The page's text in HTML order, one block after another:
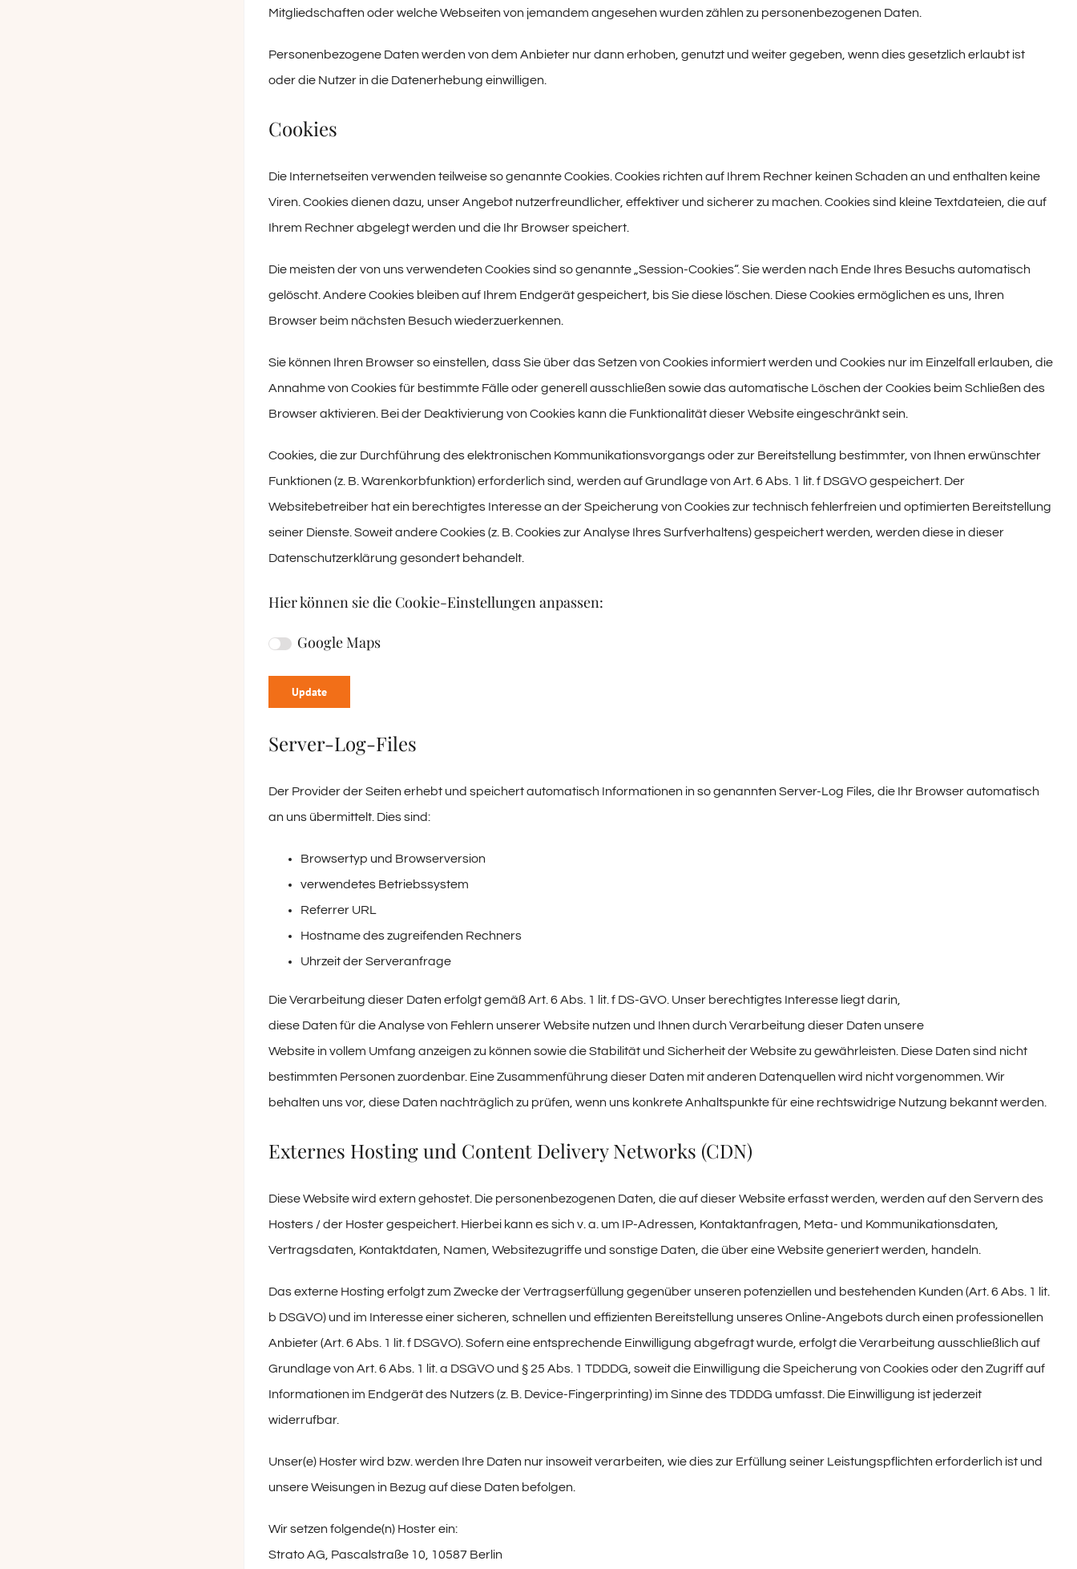
Mitgliedschaften oder welche Webseiten von jemandem angesehen wurden zählen zu personenbezogenen Daten.
Personenbezogene Daten werden von dem Anbieter nur dann erhoben, genutzt und weiter gegeben, wenn dies gesetzlich erlaubt ist
oder die Nutzer in die Datenerhebung einwilligen.
Cookies
Die Internetseiten verwenden teilweise so genannte Cookies. Cookies richten auf Ihrem Rechner keinen Schaden an und enthalten keine
Viren. Cookies dienen dazu, unser Angebot nutzerfreundlicher, effektiver und sicherer zu machen. Cookies sind kleine Textdateien, die auf
Ihrem Rechner abgelegt werden und die Ihr Browser speichert.
Die meisten der von uns verwendeten Cookies sind so genannte „Session-Cookies“. Sie werden nach Ende Ihres Besuchs automatisch
gelöscht. Andere Cookies bleiben auf Ihrem Endgerät gespeichert, bis Sie diese löschen. Diese Cookies ermöglichen es uns, Ihren
Browser beim nächsten Besuch wiederzuerkennen.
Sie können Ihren Browser so einstellen, dass Sie über das Setzen von Cookies informiert werden und Cookies nur im Einzelfall erlauben, die
Annahme von Cookies für bestimmte Fälle oder generell ausschließen sowie das automatische Löschen der Cookies beim Schließen des
Browser aktivieren. Bei der Deaktivierung von Cookies kann die Funktionalität dieser Website eingeschränkt sein.
Cookies, die zur Durchführung des elektronischen Kommunikationsvorgangs oder zur Bereitstellung bestimmter, von Ihnen erwünschter
Funktionen (z. B. Warenkorbfunktion) erforderlich sind, werden auf Grundlage von Art. 6 Abs. 1 lit. f DSGVO gespeichert. Der
Websitebetreiber hat ein berechtigtes Interesse an der Speicherung von Cookies zur technisch fehlerfreien und optimierten Bereitstellung
seiner Dienste. Soweit andere Cookies (z. B. Cookies zur Analyse Ihres Surfverhaltens) gespeichert werden, werden diese in dieser
Datenschutzerklärung gesondert behandelt.
Hier können sie die Cookie-Einstellungen anpassen:
Google Maps
Update
Server-Log-Files
Der Provider der Seiten erhebt und speichert automatisch Informationen in so genannten Server-Log Files, die Ihr Browser automatisch
an uns übermittelt. Dies sind:
Browsertyp und Browserversion
verwendetes Betriebssystem
Referrer URL
Hostname des zugreifenden Rechners
Uhrzeit der Serveranfrage
Die Verarbeitung dieser Daten erfolgt gemäß Art. 6 Abs. 1 lit. f DS-GVO. Unser berechtigtes Interesse liegt darin,
diese Daten für die Analyse von Fehlern unserer Website nutzen und Ihnen durch Verarbeitung dieser Daten unsere
Website in vollem Umfang anzeigen zu können sowie die Stabilität und Sicherheit der Website zu gewährleisten. Diese Daten sind nicht
bestimmten Personen zuordenbar. Eine Zusammenführung dieser Daten mit anderen Datenquellen wird nicht vorgenommen. Wir
behalten uns vor, diese Daten nachträglich zu prüfen, wenn uns konkrete Anhaltspunkte für eine rechtswidrige Nutzung bekannt werden.
Externes Hosting und Content Delivery Networks (CDN)
Diese Website wird extern gehostet. Die personenbezogenen Daten, die auf dieser Website erfasst werden, werden auf den Servern des
Hosters / der Hoster gespeichert. Hierbei kann es sich v. a. um IP-Adressen, Kontaktanfragen, Meta- und Kommunikationsdaten,
Vertragsdaten, Kontaktdaten, Namen, Websitezugriffe und sonstige Daten, die über eine Website generiert werden, handeln.
Das externe Hosting erfolgt zum Zwecke der Vertragserfüllung gegenüber unseren potenziellen und bestehenden Kunden (Art. 6 Abs. 1 lit.
b DSGVO) und im Interesse einer sicheren, schnellen und effizienten Bereitstellung unseres Online-Angebots durch einen professionellen
Anbieter (Art. 6 Abs. 1 lit. f DSGVO). Sofern eine entsprechende Einwilligung abgefragt wurde, erfolgt die Verarbeitung ausschließlich auf
Grundlage von Art. 6 Abs. 1 lit. a DSGVO und § 25 Abs. 1 TDDDG, soweit die Einwilligung die Speicherung von Cookies oder den Zugriff auf
Informationen im Endgerät des Nutzers (z. B. Device-Fingerprinting) im Sinne des TDDDG umfasst. Die Einwilligung ist jederzeit
widerrufbar.
Unser(e) Hoster wird bzw. werden Ihre Daten nur insoweit verarbeiten, wie dies zur Erfüllung seiner Leistungspflichten erforderlich ist und
unsere Weisungen in Bezug auf diese Daten befolgen.
Wir setzen folgende(n) Hoster ein:
Strato AG, Pascalstraße 10, 10587 Berlin